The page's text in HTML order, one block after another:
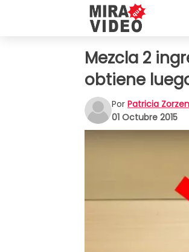
Mezcla 2
obtiene
Por Patricia
01 Octubre 2015